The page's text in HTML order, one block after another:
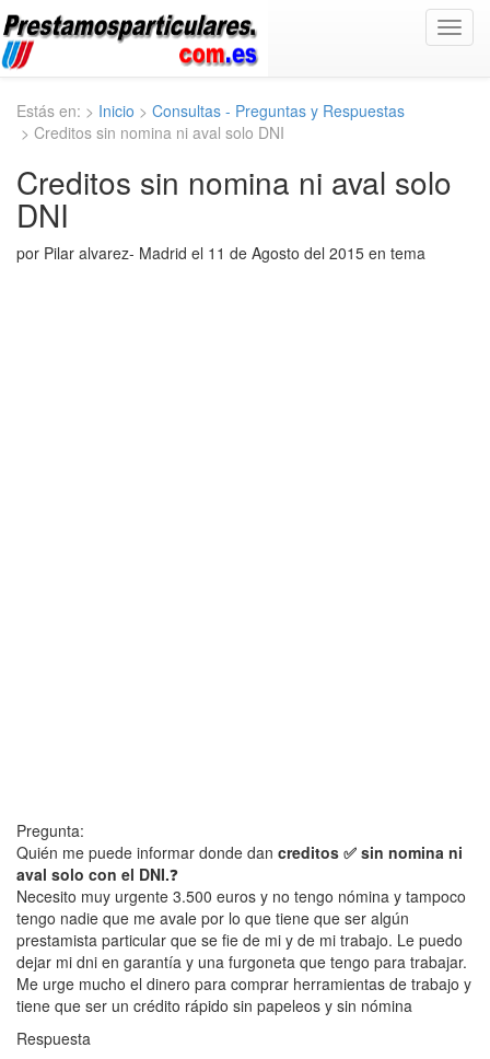
Estás en: > Inicio > Consultas - Preguntas y Respuestas
> Creditos sin nomina ni aval solo DNI
Creditos sin nomina ni aval solo
DNI
por Pilar alvarez- Madrid el 11 de Agosto del 2015 en tema
Pregunta:
Quién me puede informar donde dan creditos ✅ sin nomina ni
aval solo con el DNI.❓
Necesito muy urgente 3.500 euros y no tengo nómina y tampoco
tengo nadie que me avale por lo que tiene que ser algún
prestamista particular que se fie de mi y de mi trabajo. Le puedo
dejar mi dni en garantía y una furgoneta que tengo para trabajar.
Me urge mucho el dinero para comprar herramientas de trabajo y
tiene que ser un crédito rápido sin papeleos y sin nómina
Respuesta